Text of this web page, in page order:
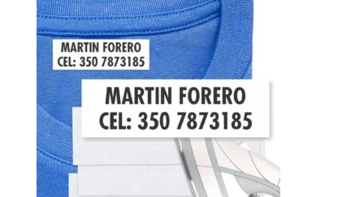
$ 130.000
hasta
$ 182.000